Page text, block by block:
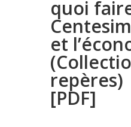
quoi
et
[PDF]